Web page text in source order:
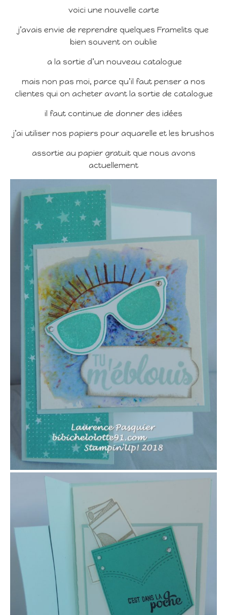
voici une nouvelle carte
j’avais envie de reprendre quelques Framelits que
bien souvent on oublie
a la sortie d’un nouveau catalogue
mais non pas moi, parce qu’il faut penser a nos
clientes qui on acheter avant la sortie de catalogue
il faut continue de donner des idées
j’ai utiliser nos papiers pour aquarelle et les brushos
assortie au papier gratuit que nous avons
actuellement